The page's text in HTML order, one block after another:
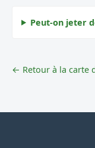
Peut-on jeter
← Retour à la carte